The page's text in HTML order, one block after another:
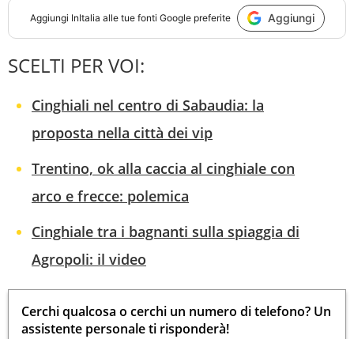
Aggiungi InItalia alle tue fonti Google preferite Aggiungi
SCELTI PER VOI:
Cinghiali nel centro di Sabaudia: la
proposta nella città dei vip
Trentino, ok alla caccia al cinghiale con
arco e frecce: polemica
Cinghiale tra i bagnanti sulla spiaggia di
Agropoli: il video
Cerchi qualcosa o cerchi un numero di telefono? Un
assistente personale ti risponderà!